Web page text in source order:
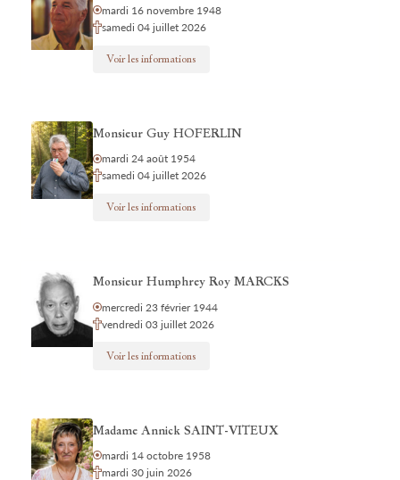
mardi 16 novembre 1948
samedi 04 juillet 2026
Voir les informations
Monsieur Guy HOFERLIN
mardi 24 août 1954
samedi 04 juillet 2026
Voir les informations
Monsieur Humphrey Roy MARCKS
mercredi 23 février 1944
vendredi 03 juillet 2026
Voir les informations
Madame Annick SAINT-VITEUX
mardi 14 octobre 1958
mardi 30 juin 2026